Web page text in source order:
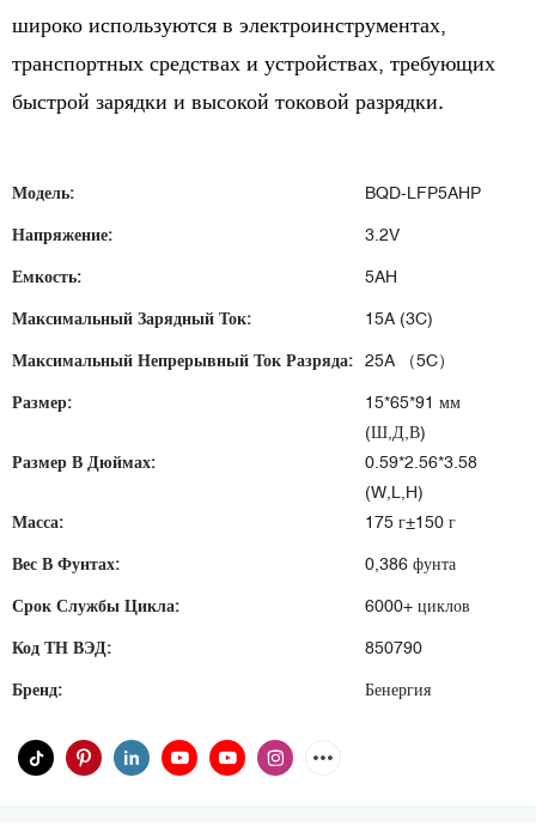
широко используются в электроинструментах,
транспортных средствах и устройствах, требующих
быстрой зарядки и высокой токовой разрядки.
Модель: BQD-LFP5AHP
Напряжение: 3.2V
Емкость: 5AH
Максимальный Зарядный Ток: 15A (3C)
Максимальный Непрерывный Ток Разряда: 25A （5C）
Размер:
15*65*91 мм
(Ш,Д,В)
Размер В Дюймах:
0.59*2.56*3.58
(W,L,H)
Масса:
175 г±150 г
Вес В Фунтах: 0,386 фунта
Срок Службы Цикла: 6000+ циклов
Код ТН ВЭД: 850790
Бренд: Бенергия